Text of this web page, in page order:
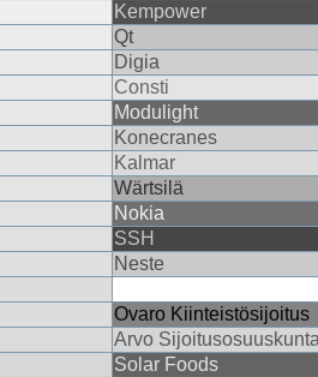
Kempower
Qt
Digia
Consti
Modulight
Konecranes
Kalmar
Wärtsilä
Nokia
SSH
Neste
Ovaro Kiinteistösijoitus
Arvo
Solar Foods